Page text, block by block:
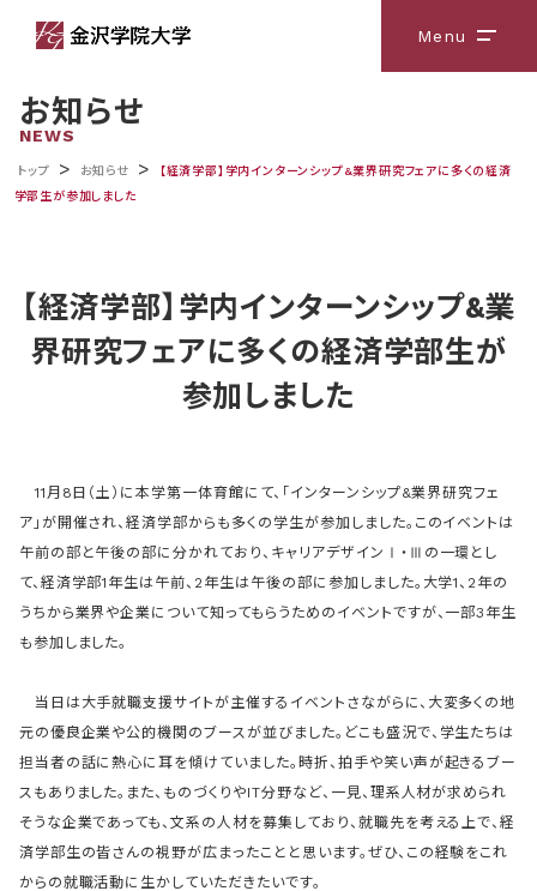
Menu メニ
お知らせ
NEWS
トップ > お知らせ >
【経済学部】学内インターンシップ&業界研究フェアに多くの経済
学部生が参加しました
【経済学部】学内インターンシップ&業
界研究フェアに多くの経済学部生が
参加しました
11月8日（土）に本学第一体育館にて、「インターンシップ&業界研究フェ
ア」が開催され、経済学部からも多くの学生が参加しました。このイベントは
午前の部と午後の部に分かれており、キャリアデザインⅠ・Ⅲの一環とし
て、経済学部1年生は午前、2年生は午後の部に参加しました。大学1、2年の
うちから業界や企業について知ってもらうためのイベントですが、一部3年生
も参加しました。
当日は大手就職支援サイトが主催するイベントさながらに、大変多くの地
元の優良企業や公的機関のブースが並びました。どこも盛況で、学生たちは
担当者の話に熱心に耳を傾けていました。時折、拍手や笑い声が起きるブー
スもありました。また、ものづくりやIT分野など、一見、理系人材が求められ
そうな企業であっても、文系の人材を募集しており、就職先を考える上で、経
済学部生の皆さんの視野が広まったことと思います。ぜひ、この経験をこれ
からの就職活動に生かしていただきたいです。